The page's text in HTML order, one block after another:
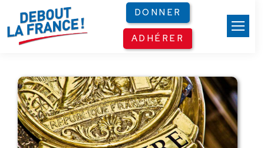
DONNER
ADHÉRER
Panneau de gestion des cookies